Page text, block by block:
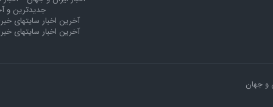
جدیدترین و
آخرین اخبار سایتهای
آخرین اخبار سایتهای
و جهان